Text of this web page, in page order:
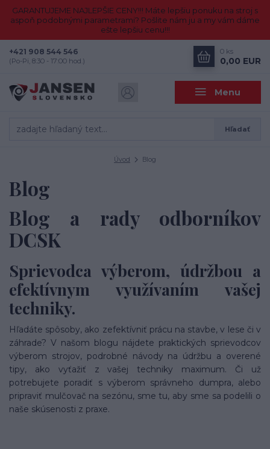
GARANTUJEME NAJLEPŠIE CENY!!! Máte lepšiu ponuku na stroj s
aspoň podobnými parametrami? Pošlite nám ju a my vám dáme
ešte lepšiu cenu!!!
Menu
Hľadať
+421 908 544 546
(Po-Pi, 8:30 - 17:00 hod.)
0 ks
0,00 EUR
Úvod Blog
Blog
Blog a rady odborníkov
DCSK
Sprievodca výberom, údržbou a
efektívnym využívaním vašej
techniky.
Hľadáte spôsoby, ako zefektívniť prácu na stavbe, v lese či v
záhrade? V našom blogu nájdete praktických sprievodcov
výberom strojov, podrobné návody na údržbu a overené
tipy, ako vyťažiť z vašej techniky maximum. Či už
potrebujete poradiť s výberom správneho dumpra, alebo
pripraviť mulčovač na sezónu, sme tu, aby sme sa podelili o
naše skúsenosti z praxe.